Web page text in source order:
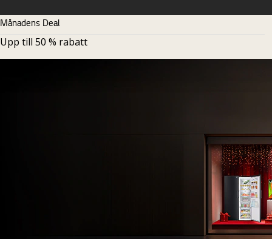
Månadens Deal
Upp till 50 % rabatt